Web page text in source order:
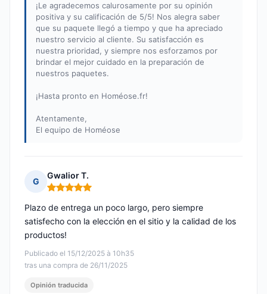
¡Le agradecemos calurosamente por su opinión
positiva y su calificación de 5/5! Nos alegra saber
que su paquete llegó a tiempo y que ha apreciado
nuestro servicio al cliente. Su satisfacción es
nuestra prioridad, y siempre nos esforzamos por
brindar el mejor cuidado en la preparación de
nuestros paquetes.
¡Hasta pronto en Homéose.fr!
Atentamente,
El equipo de Homéose
G
Gwalior T.
Nota: 5 de 5
Publicado el 15/12/2025 à 10h35
tras una compra de 26/11/2025
Plazo de entrega un poco largo, pero siempre
satisfecho con la elección en el sitio y la calidad de los
productos!
Opinión traducida